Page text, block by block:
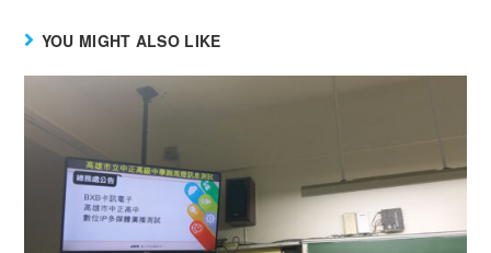
YOU MIGHT ALSO LIKE